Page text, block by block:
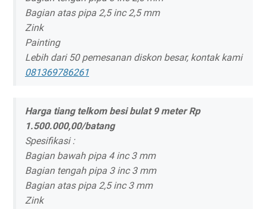
Bagian atas pipa 2,5 inc 2,5 mm
Zink
Painting
Lebih dari 50 pemesanan diskon besar, kontak kami
081369786261
Harga tiang telkom besi bulat 9 meter Rp
1.500.000,00/batang
Spesifikasi :
Bagian bawah pipa 4 inc 3 mm
Bagian tengah pipa 3 inc 3 mm
Bagian atas pipa 2,5 inc 3 mm
Zink